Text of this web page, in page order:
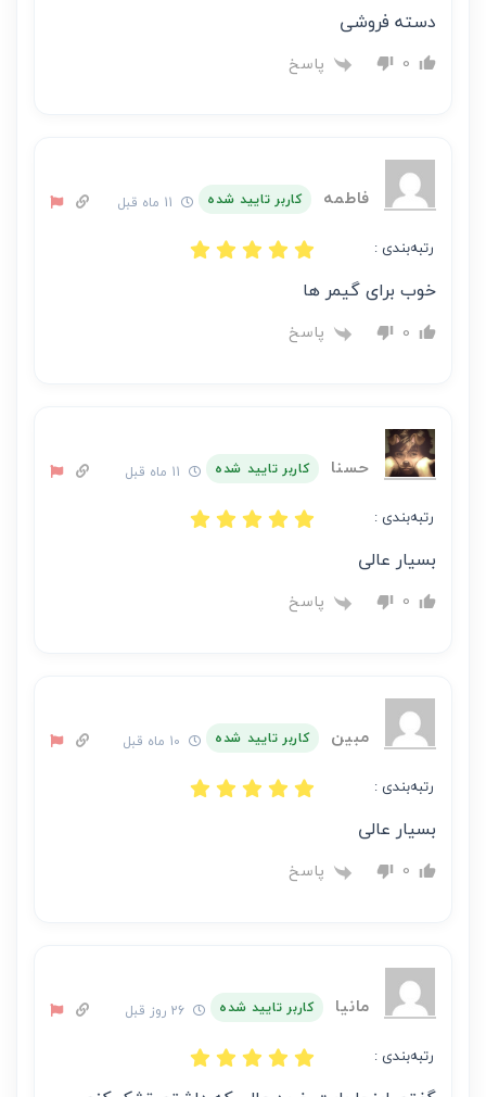
دسته فروشی
0 پاسخ
فاطمه کاربر تایید شده
رتبه‌بندی :
خوب برای گیمر ها
0 پاسخ
حسنا کاربر تایید شده
رتبه‌بندی :
بسیار عالی
0 پاسخ
مبین کاربر تایید شده
رتبه‌بندی :
بسیار عالی
0 پاسخ
مانیا کاربر تایید شده
رتبه‌بندی :